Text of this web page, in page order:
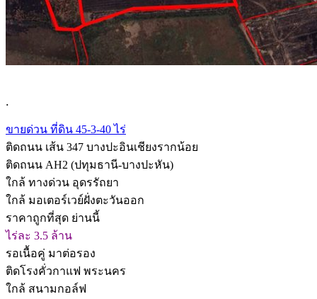
.
ขายด่วน ที่ดิน 45-3-40 ไร่
ติดถนน เส้น 347 บางปะอินเชียงรากน้อย
ติดถนน AH2 (ปทุมธานี-บางปะหัน)
ใกล้ ทางด่วน อุดรรัถยา
ใกล้ มอเตอร์เวย์ฝั่งตะวันออก
ราคาถูกที่สุด ย่านนี้
ไร่ละ 3.5 ล้าน
รอเนื้อคู่ มาต่อรอง
ติดโรงคั่วกาแฟ พระนคร
ใกล้ สนามกอล์ฟ